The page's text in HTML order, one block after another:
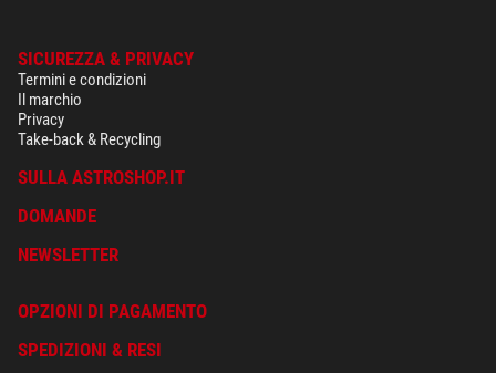
SICUREZZA & PRIVACY
Termini e condizioni
Il marchio
Privacy
Take-back & Recycling
SULLA ASTROSHOP.IT
DOMANDE
NEWSLETTER
OPZIONI DI PAGAMENTO
SPEDIZIONI & RESI